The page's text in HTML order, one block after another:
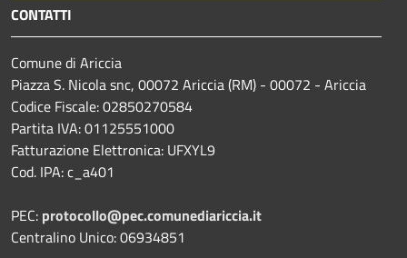
CONTATTI
Comune di Ariccia
Piazza S. Nicola snc, 00072 Ariccia (RM) - 00072 - Ariccia
Codice Fiscale: 02850270584
Partita IVA: 01125551000
Fatturazione Elettronica: UFXYL9
Cod. IPA: c_a401
PEC: protocollo@pec.comunediariccia.it
Centralino Unico: 06934851